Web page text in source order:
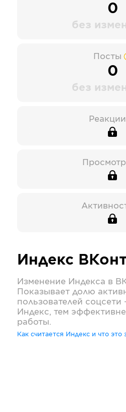
0
без
Посты
0
без
Реакции
Индекс
Изменение Индекса в
Показывает долю
пользователей
Индекс, тем
работы.
Как считается Индекс и что это